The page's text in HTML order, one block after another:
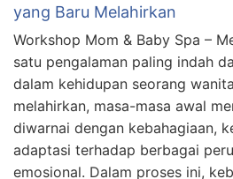
yang Baru Melahirkan
Workshop Mom & Baby Spa –
satu pengalaman paling indah
dalam kehidupan seorang
melahirkan, masa-masa awal
diwarnai dengan kebahagiaan,
adaptasi terhadap berbagai
emosional. Dalam proses ini,